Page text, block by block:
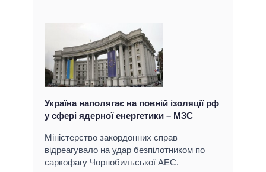
Україна наполягає на повній ізоляції рф
у сфері ядерної енергетики – МЗС
Міністерство закордонних справ
відреагувало на удар безпілотником по
саркофагу Чорнобильської АЕС.